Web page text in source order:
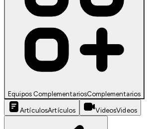
Equipos ComplementariosComplementarios
ArtículosArtículos VideosVideos